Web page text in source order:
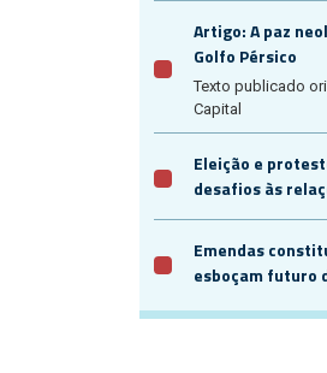
Artigo: A paz
Golfo Pérsico
Texto publicado
Capital
Eleição e
desafios às
Emendas
esboçam futuro